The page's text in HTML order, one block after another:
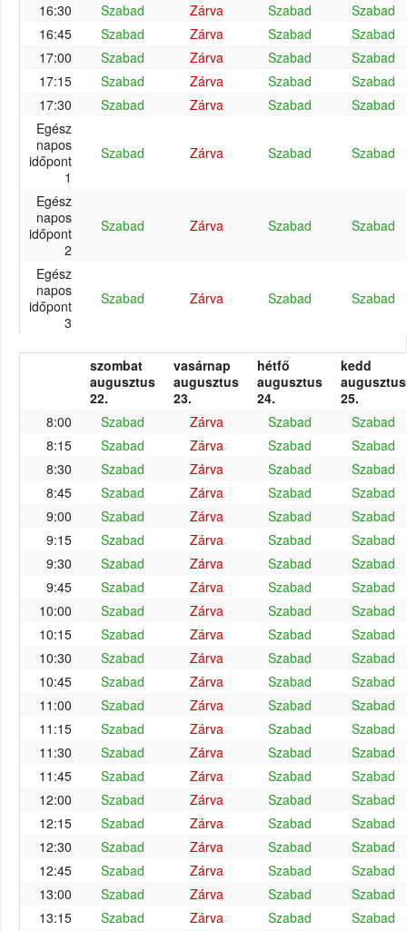
16:30 Szabad Zárva Szabad
Szabad
16:45
Szabad Zárva Szabad
Szabad
17:00
Szabad Zárva Szabad
Szabad
17:15
Szabad Zárva Szabad
Szabad
17:30
Szabad Zárva Szabad
Szabad
Egész
napos
időpont
1
Szabad Zárva Szabad Szabad
Egész
napos
időpont
2
Szabad Zárva Szabad Szabad
Egész
napos
időpont
3
Szabad Zárva Szabad Szabad
szombat
augusztus
22.
vasárnap
augusztus
23.
hétfő
augusztus
24.
kedd
augusztus
25.
8:00
Szabad Zárva Szabad
Szabad
8:15
Szabad Zárva Szabad
Szabad
8:30
Szabad Zárva Szabad
Szabad
8:45
Szabad Zárva Szabad
Szabad
9:00
Szabad Zárva Szabad
Szabad
9:15
Szabad Zárva Szabad
Szabad
9:30
Szabad Zárva Szabad
Szabad
9:45
Szabad Zárva Szabad
Szabad
10:00
Szabad Zárva Szabad
Szabad
10:15
Szabad Zárva Szabad
Szabad
10:30
Szabad Zárva Szabad
Szabad
10:45
Szabad Zárva Szabad
Szabad
11:00
Szabad Zárva Szabad
Szabad
11:15
Szabad Zárva Szabad
Szabad
11:30
Szabad Zárva Szabad
Szabad
11:45
Szabad Zárva Szabad
Szabad
12:00
Szabad Zárva Szabad
Szabad
12:15
Szabad Zárva Szabad
Szabad
12:30
Szabad Zárva Szabad
Szabad
12:45
Szabad Zárva Szabad
Szabad
13:00
Szabad Zárva Szabad
Szabad
13:15
Szabad Zárva Szabad
Szabad